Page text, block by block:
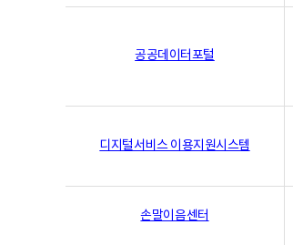
공공데이터포털
디지털서비스 이용지원시스템
손말이음센터